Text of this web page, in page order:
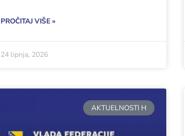
PROČITAJ VIŠE »
24 lipnja, 2026
AKTUELNOSTI H